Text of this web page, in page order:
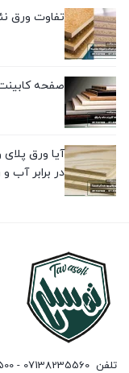
تفاوت ورق
صفحه
آیا ورق
در برابر آب
تلفن 07138235560 - 09173372500